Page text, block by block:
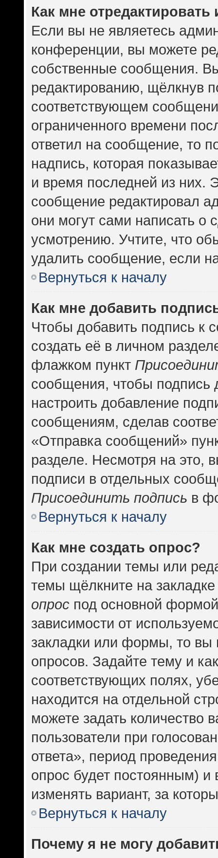
Как мне
Если вы не являетесь
конференции, вы можете
собственные сообщения.
редактированию, щёлкнув
соответствующем
ограниченного времени
ответил на сообщение, то
надпись, которая
и время последней из них.
сообщение редактировал
они могут сами написать о
усмотрению. Учтите, что
удалить сообщение, если
Вернуться к началу
Как мне добавить
Чтобы добавить подпись
создать её в личном
флажком пункт
сообщения, чтобы подпись
настроить добавление
сообщениям, сделав
«Отправка сообщений»
разделе. Несмотря на это,
подписи в отдельных
Присоединить подпись в
Вернуться к началу
Как мне создать опрос?
При создании темы или
темы щёлкните на
опрос под основной
зависимости от
закладки или формы, то вы
опросов. Задайте тему и
соответствующих полях,
находится на отдельной
можете задать количество
пользователи при
ответа», период
опрос будет постоянным) и
изменять вариант, за
Вернуться к началу
Почему я не могу